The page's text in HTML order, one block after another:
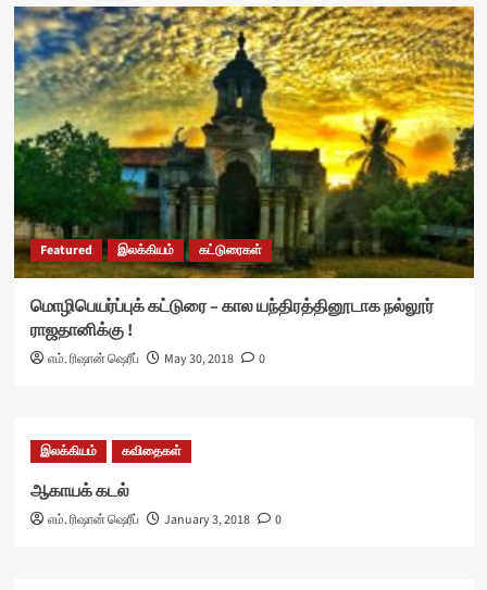
Featured இலக்கியம் கட்டுரைகள்
மொழிபெயர்ப்புக் கட்டுரை – கால யந்திரத்தினூடாக நல்லூர்
ராஜதானிக்கு !
எம். ரிஷான் ஷெரீப் May 30, 2018 0
இலக்கியம் கவிதைகள்
ஆகாயக் கடல்
எம். ரிஷான் ஷெரீப் January 3, 2018 0